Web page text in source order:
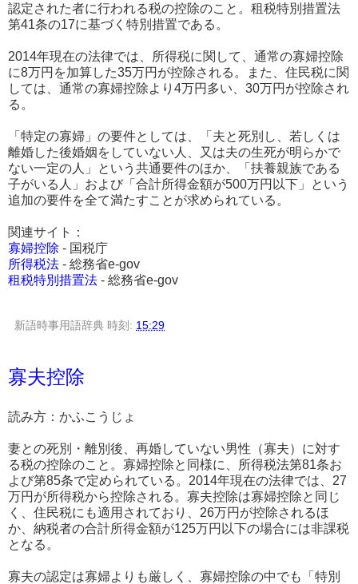
認定された者に行われる税の控除のこと。租税特別措置法
第41条の17に基づく特別措置である。
2014年現在の法律では、所得税に関して、通常の寡婦控除
に8万円を加算した35万円が控除される。また、住民税に関
しては、通常の寡婦控除より4万円多い、30万円が控除され
る。
「特定の寡婦」の要件としては、「夫と死別し、若しくは
離婚した後婚姻をしていない人、又は夫の生死が明らかで
ない一定の人」という共通要件のほか、「扶養親族である
子がいる人」および「合計所得金額が500万円以下」という
追加の要件を全て満たすことが求められている。
関連サイト：
寡婦控除 - 国税庁
所得税法 - 総務省e-gov
租税特別措置法 - 総務省e-gov
新語時事用語辞典 時刻: 15:29
寡夫控除
読み方：かふこうじょ
妻との死別・離別後、再婚していない男性（寡夫）に対す
る税の控除のこと。寡婦控除と同様に、所得税法第81条お
よび第85条で定められている。2014年現在の法律では、27
万円が所得税から控除される。寡夫控除は寡婦控除と同じ
く、住民税にも適用されており、26万円が控除されるほ
か、納税者の合計所得金額が125万円以下の場合には非課税
となる。
寡夫の認定は寡婦よりも厳しく、寡婦控除の中でも「特別